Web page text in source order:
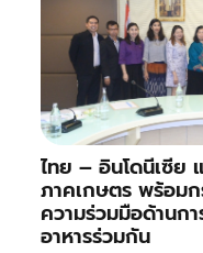
ไทย – อินโดนีเซีย
ภาคเกษตร พร้อม
ความร่วมมือด้านก
อาหารร่วมกัน